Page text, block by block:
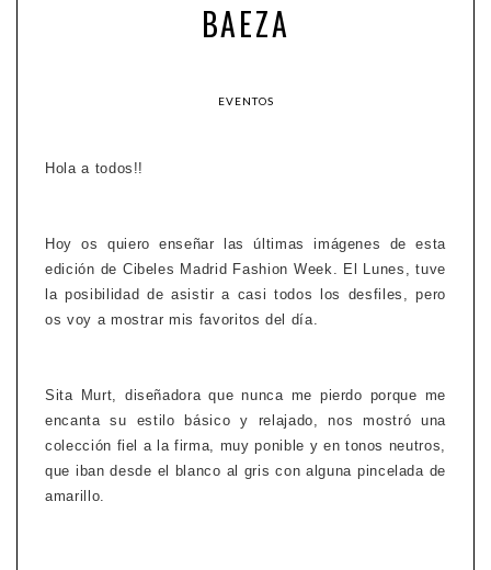
BAEZA
EVENTOS
Hola a todos!!
Hoy os quiero enseñar las últimas imágenes de esta
edición de Cibeles Madrid Fashion Week. El Lunes, tuve
la posibilidad de asistir a casi todos los desfiles, pero
os voy a mostrar mis favoritos del día.
Sita Murt, diseñadora que nunca me pierdo porque me
encanta su estilo básico y relajado, nos mostró una
colección fiel a la firma, muy ponible y en tonos neutros,
que iban desde el blanco al gris con alguna pincelada de
amarillo.